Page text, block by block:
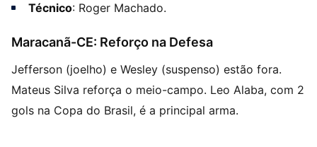
Técnico: Roger Machado.
Maracanã-CE: Reforço na Defesa
Jefferson (joelho) e Wesley (suspenso) estão fora.
Mateus Silva reforça o meio-campo. Leo Alaba, com 2
gols na Copa do Brasil, é a principal arma.